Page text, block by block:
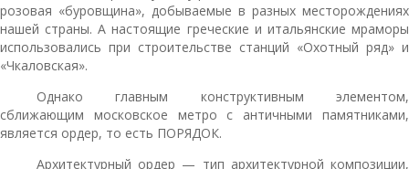
розовая «буровщина», добываемые в разных месторождениях
нашей страны. А настоящие греческие и итальянские мраморы
использовались при строительстве станций «Охотный ряд» и
«Чкаловская».
Однако главным конструктивным элементом,
сближающим московское метро с античными памятниками,
является ордер, то есть ПОРЯДОК.
Архитектурный ордер — тип архитектурной композиции,